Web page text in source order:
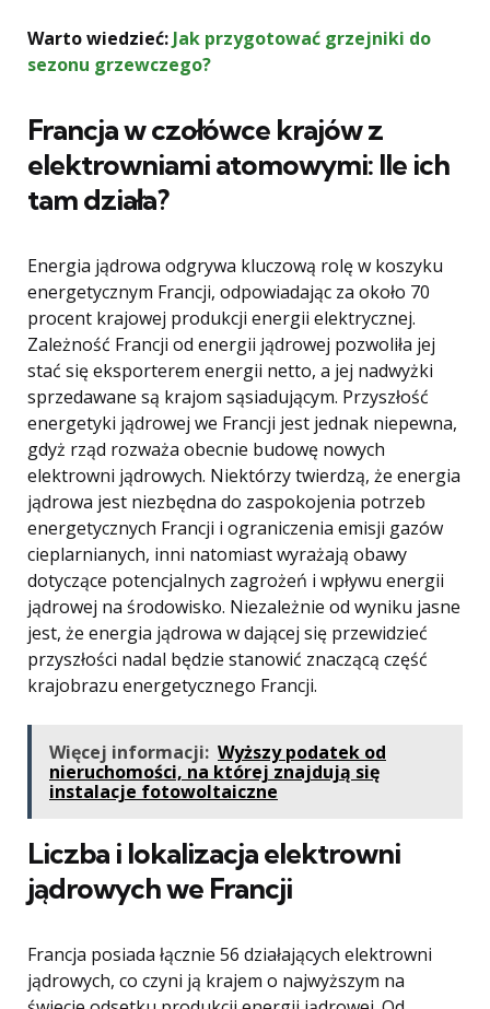
Warto wiedzieć: Jak przygotować grzejniki do
sezonu grzewczego?
Francja w czołówce krajów z
elektrowniami atomowymi: Ile ich
tam działa?
Energia jądrowa odgrywa kluczową rolę w koszyku
energetycznym Francji, odpowiadając za około 70
procent krajowej produkcji energii elektrycznej.
Zależność Francji od energii jądrowej pozwoliła jej
stać się eksporterem energii netto, a jej nadwyżki
sprzedawane są krajom sąsiadującym. Przyszłość
energetyki jądrowej we Francji jest jednak niepewna,
gdyż rząd rozważa obecnie budowę nowych
elektrowni jądrowych. Niektórzy twierdzą, że energia
jądrowa jest niezbędna do zaspokojenia potrzeb
energetycznych Francji i ograniczenia emisji gazów
cieplarnianych, inni natomiast wyrażają obawy
dotyczące potencjalnych zagrożeń i wpływu energii
jądrowej na środowisko. Niezależnie od wyniku jasne
jest, że energia jądrowa w dającej się przewidzieć
przyszłości nadal będzie stanowić znaczącą część
krajobrazu energetycznego Francji.
Więcej informacji: Wyższy podatek od
nieruchomości, na której znajdują się
instalacje fotowoltaiczne
Liczba i lokalizacja elektrowni
jądrowych we Francji
Francja posiada łącznie 56 działających elektrowni
jądrowych, co czyni ją krajem o najwyższym na